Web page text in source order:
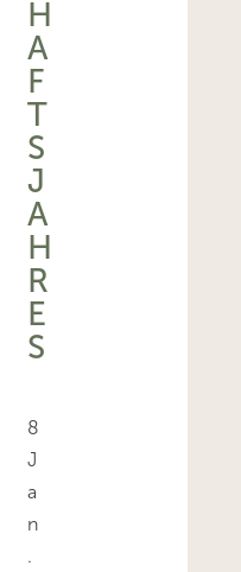
H
A
F
T
S
J
A
H
R
E
S
8
J
a
n
.